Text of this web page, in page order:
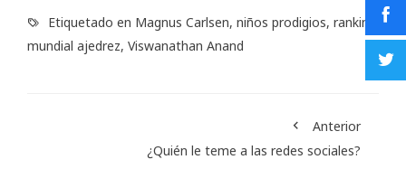
Etiquetado en Magnus Carlsen, niños prodigios, ranking
mundial ajedrez, Viswanathan Anand
Anterior
¿Quién le teme a las redes sociales?